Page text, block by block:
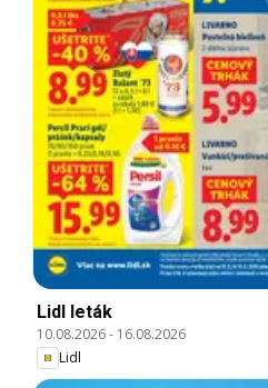
Lidl leták
10.08.2026- 16.08.2026
Lidl